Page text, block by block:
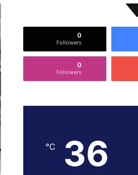
0
Followers
0
Followers
36
℃